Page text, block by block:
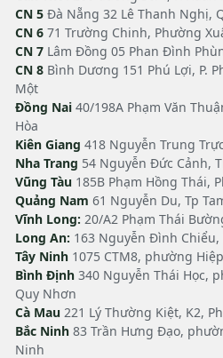
CN 5 Đà Nẵng 32 Lê Thanh Nghị,
CN 6 71 Trường Chinh, Phường
CN 7 Lâm Đồng 05 Phan Đình
CN 8 Bình Dương 151 Phú Lợi, P.
Một
Đồng Nai 40/198A Phạm Văn
Hòa
Kiên Giang 418 Nguyễn Trung
Nha Trang 54 Nguyễn Đức Cảnh,
Vũng Tàu 185B Phạm Hồng Thái,
Quảng Nam 61 Nguyễn Du, Tp
Vĩnh Long: 20/A2 Phạm Thái
Long An: 163 Nguyễn Đình Chiểu,
Tây Ninh 1075 CTM8, phường
Bình Định 340 Nguyễn Thái Học,
Quy Nhơn
Cà Mau 221 Lý Thường Kiệt, K2,
Bắc Ninh 83 Trần Hưng Đạo,
Ninh